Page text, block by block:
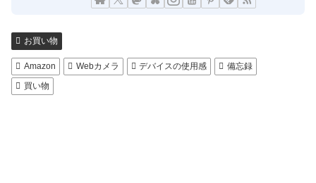
お買い物
Amazon Webカメラ デバイスの使用感
備忘録
買い物